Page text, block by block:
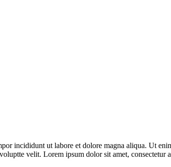
incididunt ut labore et dolore magna aliqua. Ut
velit. Lorem ipsum dolor sit amet,